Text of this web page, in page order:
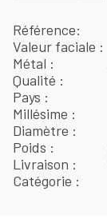
Référence
Valeur faciale
Métal
Qualité
Pays
Millésime
Diamètre
Poids
Livraison
Catégorie